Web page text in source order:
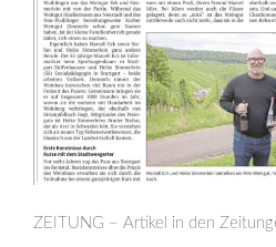
ZEITUNG – Artikel in den